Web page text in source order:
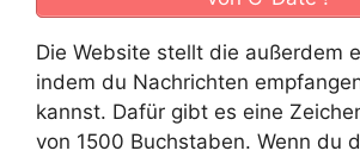
Die Website stellt die außerdem
indem du Nachrichten
kannst. Dafür gibt es eine
von 1500 Buchstaben. Wenn du